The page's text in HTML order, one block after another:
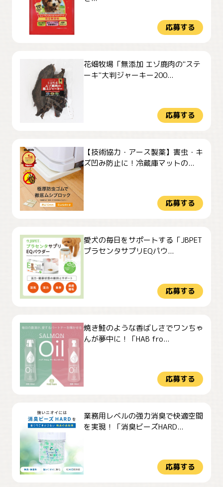
応募する
花畑牧場「無添加 エゾ鹿肉の"ステ
ーキ"大判ジャーキー200...
応募する
【技術協力・アース製薬】害虫・キ
ズ凹み防止に！冷蔵庫マットの...
応募する
愛犬の毎日をサポートする「JBPET
プラセンタサプリEQパウ...
応募する
焼き鮭のような香ばしさでワンちゃ
んが夢中に！「HAB fro...
応募する
業務用レベルの強力消臭で快適空間
を実現！「消臭ビーズHARD...
応募する